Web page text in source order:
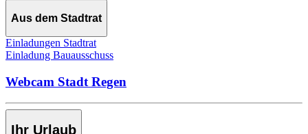
Aus dem Stadtrat
Einladungen Stadtrat
Einladung Bauausschuss
Webcam Stadt Regen
Ihr Urlaub